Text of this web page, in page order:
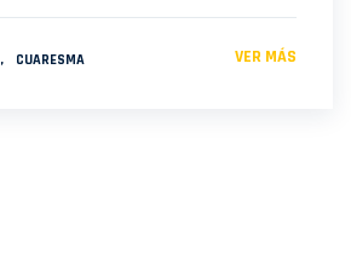
CUARESMA VER MÁS